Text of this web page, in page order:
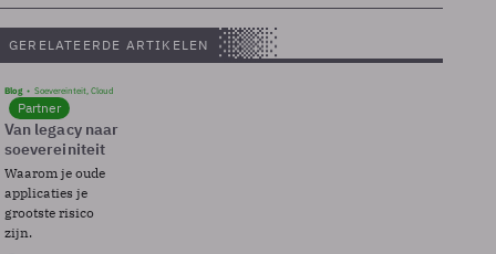
GERELATEERDE ARTIKELEN
Blog Soevereinteit, Cloud
Partner
Van legacy naar
soevereiniteit
Waarom je oude
applicaties je
grootste risico
zijn.